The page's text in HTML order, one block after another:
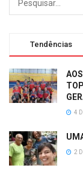
Tendências
4
2